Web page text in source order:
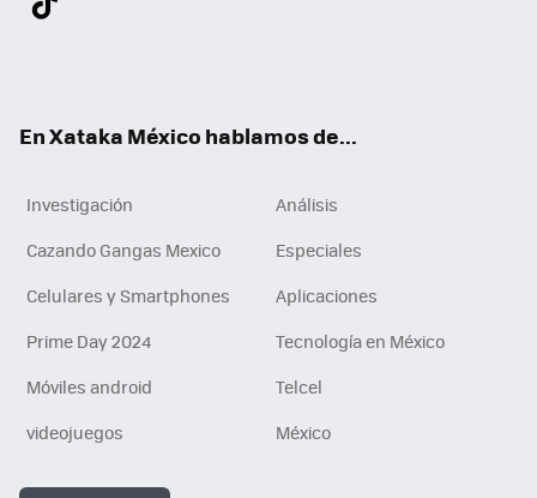
En Xataka México hablamos de...
Investigación
Análisis
Cazando Gangas Mexico
Especiales
Celulares y Smartphones
Aplicaciones
Prime Day 2024
Tecnología en México
Móviles android
Telcel
videojuegos
México